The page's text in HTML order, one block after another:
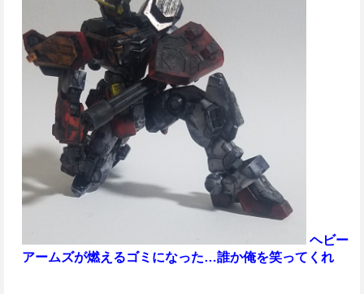
ヘビー
アームズが燃えるゴミになった…誰か俺を笑ってくれ